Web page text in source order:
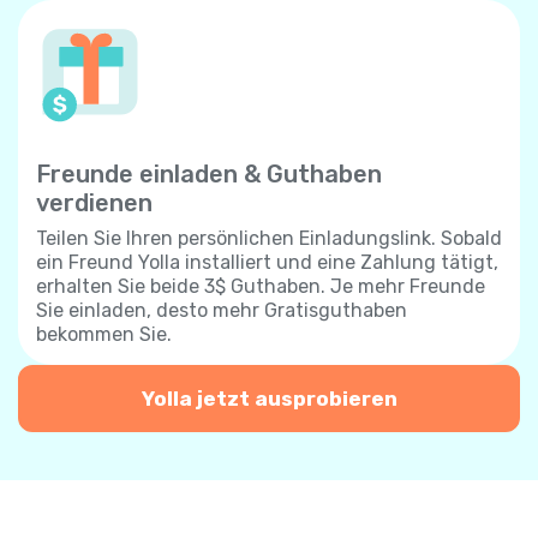
Freunde einladen & Guthaben
verdienen
Teilen Sie Ihren persönlichen Einladungslink. Sobald
ein Freund Yolla installiert und eine Zahlung tätigt,
erhalten Sie beide 3$ Guthaben. Je mehr Freunde
Sie einladen, desto mehr Gratisguthaben
bekommen Sie.
Yolla jetzt ausprobieren